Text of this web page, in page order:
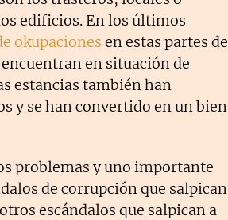
edificios. En los últimos
okupaciones en estas partes de
en situación de
estancias también han
y se han convertido en un bien
problemas y uno importante
de corrupción que salpican
escándalos que salpican a